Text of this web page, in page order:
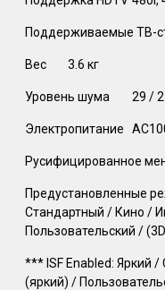
Поддерживаемые ТВ-
Вес‎ 3.6 кг‎
Уровень шума‎ 29 /
Электропитание‎
Русифицированное
Предустановленные
Стандартный / Кино /
Пользовательский /
*** ISF Enabled: Яркий
(яркий) /